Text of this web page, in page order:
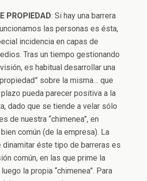
PROPIEDAD: Si hay una barrera
las personas es ésta,
incidencia en capas de
Tras un tiempo gestionando
es habitual desarrollar una
sobre la misma… que
pueda parecer positiva a la
dado que se tiende a velar sólo
de nuestra “chimenea”, en
común (de la empresa). La
dinamitar éste tipo de barreras es
común, en las que prime la
la propia “chimenea”. Para